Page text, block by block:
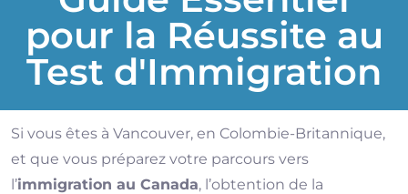
pour la Réussite au
Test d'Immigration
Si vous êtes à Vancouver, en Colombie-Britannique,
et que vous préparez votre parcours vers
l’immigration au Canada, l’obtention de la